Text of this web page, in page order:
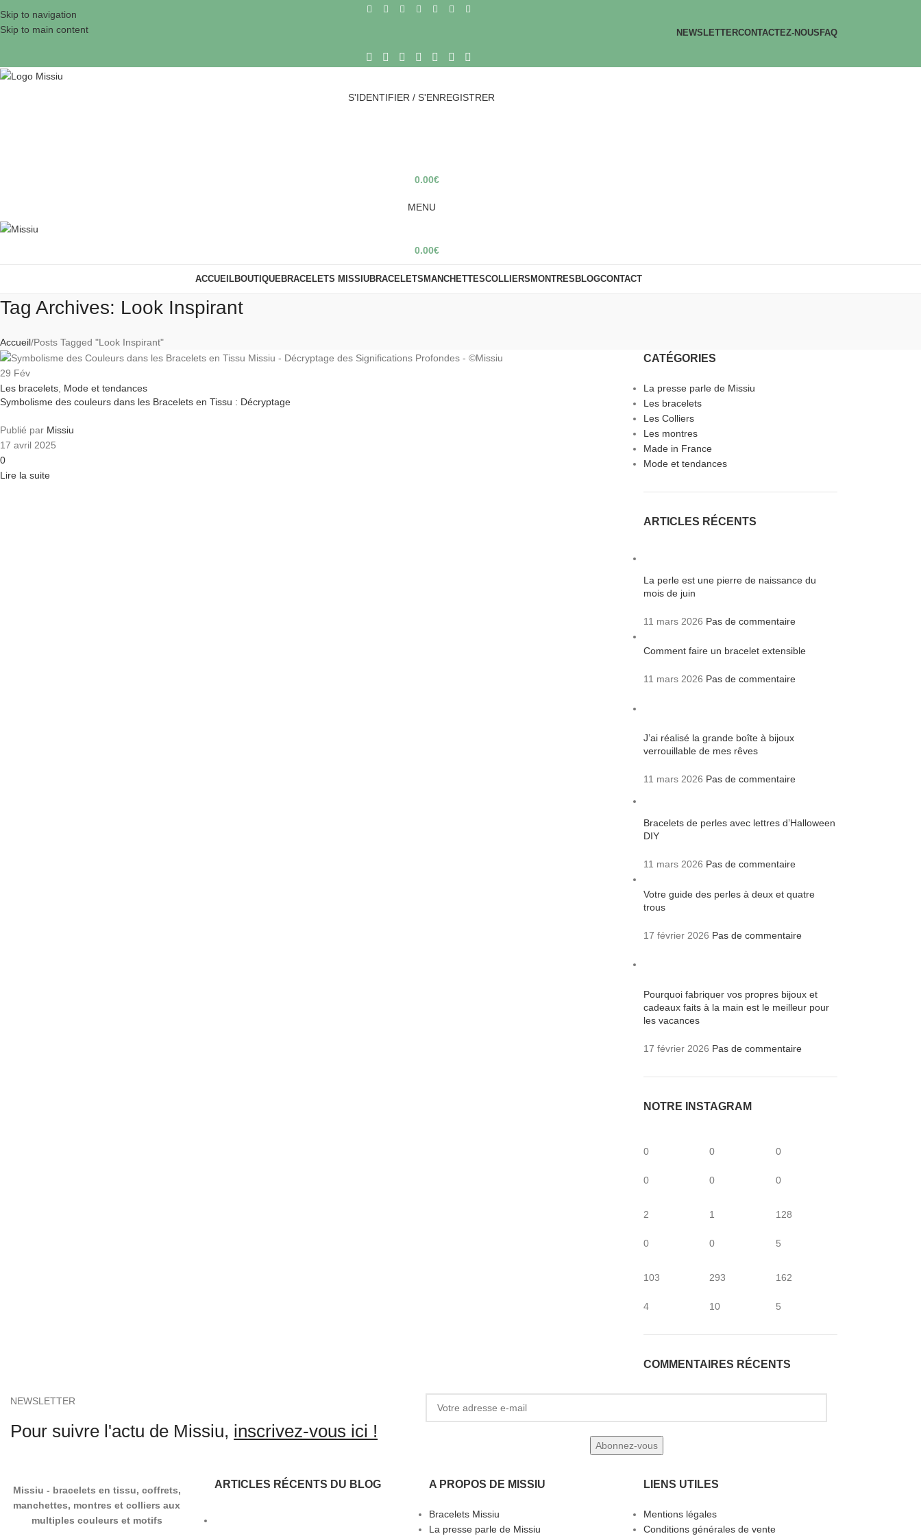
Skip to navigation
Skip to main content
NEWSLETTERCONTACTEZ-NOUS FAQ
S'IDENTIFIER / S'ENREGISTRER
0.00€
MENU
0.00€
ACCUEILBOUTIQUEBRACELETS MISSIUBRACELETS MANCHETTESCOLLIERS MONTRES BLOGCONTACT
Tag Archives: Look Inspirant
Accueil Posts Tagged "Look Inspirant"
29 Fév
Les bracelets, Mode et tendances
Symbolisme des couleurs dans les Bracelets en Tissu : Décryptage
Publié par Missiu
17 avril 2025
0
Lire la suite
CATÉGORIES
La presse parle de Missiu
Les bracelets
Les Colliers
Les montres
Made in France
Mode et tendances
ARTICLES RÉCENTS
La perle est une pierre de naissance du
mois de juin
11 mars 2026 Pas de commentaire
Comment faire un bracelet extensible
11 mars 2026 Pas de commentaire
J’ai réalisé la grande boîte à bijoux
verrouillable de mes rêves
11 mars 2026 Pas de commentaire
Bracelets de perles avec lettres d’Halloween
DIY
11 mars 2026 Pas de commentaire
Votre guide des perles à deux et quatre
trous
17 février 2026 Pas de commentaire
Pourquoi fabriquer vos propres bijoux et
cadeaux faits à la main est le meilleur pour
les vacances
17 février 2026 Pas de commentaire
NOTRE INSTAGRAM
0
0
0
0
0
0
2
0
1
0
128
5
103
4
293
10
162
5
COMMENTAIRES RÉCENTS
NEWSLETTER
Pour suivre l'actu de Missiu, inscrivez-vous ici !
Missiu - bracelets en tissu, coffrets,
manchettes, montres et colliers aux
multiples couleurs et motifs
ARTICLES RÉCENTS DU BLOG A PROPOS DE MISSIU
Bracelets Missiu
La presse parle de Missiu
LIENS UTILES
Mentions légales
Conditions générales de vente